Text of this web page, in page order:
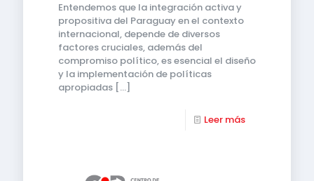
Entendemos que la integración activa y
propositiva del Paraguay en el contexto
internacional, depende de diversos
factores cruciales, además del
compromiso político, es esencial el diseño
y la implementación de políticas
apropiadas […]
Leer más